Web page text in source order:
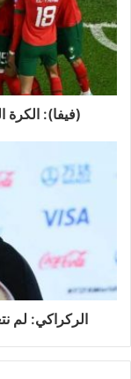
(فيفا):
الركراكي: لم